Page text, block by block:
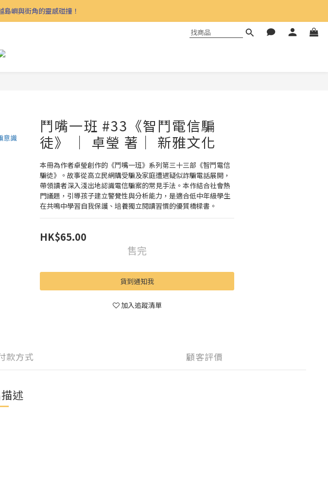
嶼與街角的靈感碰撞！
鬥嘴一班 #33《智鬥電信騙
徒》 ｜ 卓瑩 著｜ 新雅文化
本冊為作者卓瑩創作的《鬥嘴一班》系列第三十三部《智鬥電信
騙徒》。故事從高立民網購受騙及家庭遭遇疑似詐騙電話展開，
帶領讀者深入淺出地認識電信騙案的常見手法。本作結合社會熱
門議題，引導孩子建立警覺性與分析能力，是適合低中年級學生
在共鳴中學習自我保護、培養獨立閱讀習慣的優質橋樑書。
HK$65.00
售完
貨到通知我
加入追蹤清單
款方式 顧客評價
述